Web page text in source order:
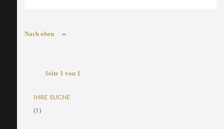
Nach oben
Seite 1 von 1
IHRE SUCHE
(1)